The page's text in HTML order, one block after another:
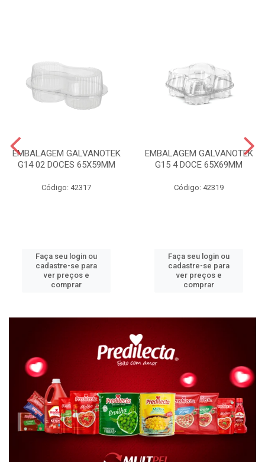
EMBALAGEM GALVANOTEK
G14 02 DOCES 65X59MM
Código: 42317
Faça seu login ou
cadastre-se para
ver preços e
comprar
EMBALAGEM GALVANOTEK
G15 4 DOCE 65X69MM
Código: 42319
Faça seu login ou
cadastre-se para
ver preços e
comprar